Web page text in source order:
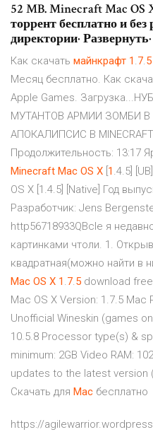
52 MB. Minecraft Mac OS
торрент бесплатно и
директории·
Как скачать майнкрафт 1 .7.5
Месяц бесплатно. Как
Apple Games.
МУТАНТОВ АРМИИ ЗОМБИ
АПОКАЛИПСИС В
Продолжительность: 13:17
Minecraft Mac OS X 1 .4.5]
OS X [1.4.5] [Native] Год
Разработчик: Jens
http56718933QBcle я
картинками чтоли. 1.
квадратная(можно найти в
Mac OS X 1 .7.5 download
Mac OS X Version: 1.7.5 Mac
Unofficial Wineskin (games
10.5.8 Processor type(s) &
minimum: 2GB Video RAM:
updates to the latest version
Скачать для Mac бесплатно
https://